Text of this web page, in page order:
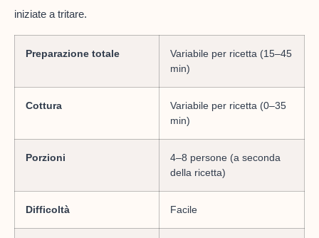
iniziate a tritare.
Preparazione totale
Variabile per ricetta (15–45
min)
Cottura
Variabile per ricetta (0–35
min)
Porzioni
4–8 persone (a seconda
della ricetta)
Difficoltà Facile